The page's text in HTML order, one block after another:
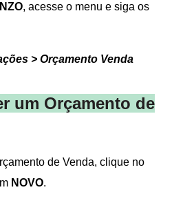
, acesse o menu e siga os
> Orçamento Venda
um Orçamento de
de Venda, clique no
NOVO.